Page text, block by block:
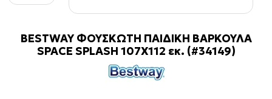
BESTWAY ΦΟΥΣΚΩΤΗ ΠΑΙΔΙΚΗ ΒΑΡΚΟΥΛΑ
SPACE SPLASH 107X112 εκ. (#34149)